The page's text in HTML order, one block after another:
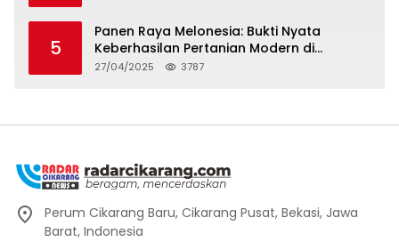
5
Panen Raya Melonesia: Bukti Nyata
Keberhasilan Pertanian Modern di
Kabupaten Bekasi
27/04/2025 3787
Perum Cikarang Baru, Cikarang Pusat, Bekasi, Jawa
Barat, Indonesia